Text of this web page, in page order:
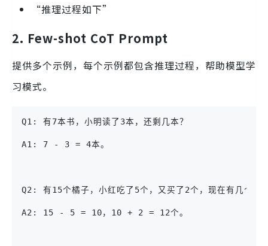
“推理过程如下”
2. Few-shot CoT Prompt
提供多个示例，每个示例都包含推理过程，帮助模型学
习模式。
Q1: 有7本书，小明读了3本，还剩几本？
A1: 7 - 3 = 4本。
Q2: 有15个橘子，小红吃了5个，又买了2个，现在有几个？
A2: 15 - 5 = 10，10 + 2 = 12个。